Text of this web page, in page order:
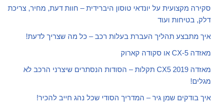
סקירה מקצועית על יונדאי טוסון היברידית – חוות דעת, מחיר, צריכת
דלק, בטיחות ועוד
איך מתבצע תהליך העברת בעלות רכב – כל מה שצריך לדעת!
מאזדה CX-5 או סקודה קארוק
מאזדה CX5 2019 תקלות – הסודות הנסתרים שיצרני הרכב לא
מגלים!
איך בודקים שמן גיר – המדריך הסודי שכל נהג חייב להכיר!